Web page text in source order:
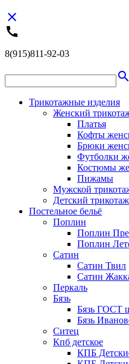
close
call
8(915)811-92-03
search
Трикотажные изделия
Женский
Платья
Кофты
Брюки
Футболки
Костюмы
Пижамы
Мужской
Детский трикотаж
Постельное бельё
Поплин
Поплин
Поплин
Сатин
Сатин Твил
Сатин
Перкаль
Бязь
Бязь ГОСТ
Бязь
Ситец
Кпб детское
КПБ